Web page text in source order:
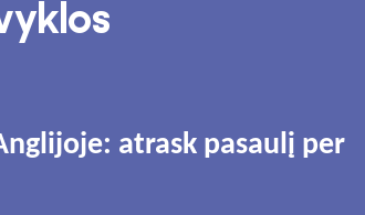
atrask pasaulį per